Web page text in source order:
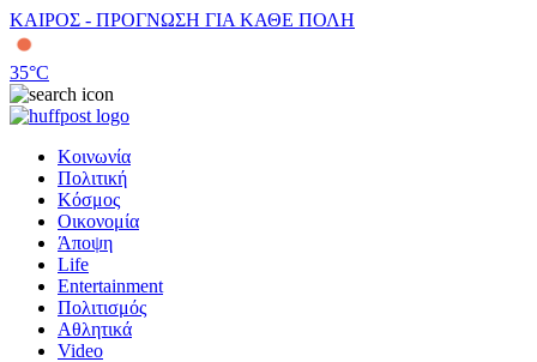
ΚΑΙΡΟΣ - ΠΡΟΓΝΩΣΗ ΓΙΑ ΚΑΘΕ ΠΟΛΗ
35°C
Κοινωνία
Πολιτική
Κόσμος
Οικονομία
Άποψη
Life
Entertainment
Πολιτισμός
Αθλητικά
Video